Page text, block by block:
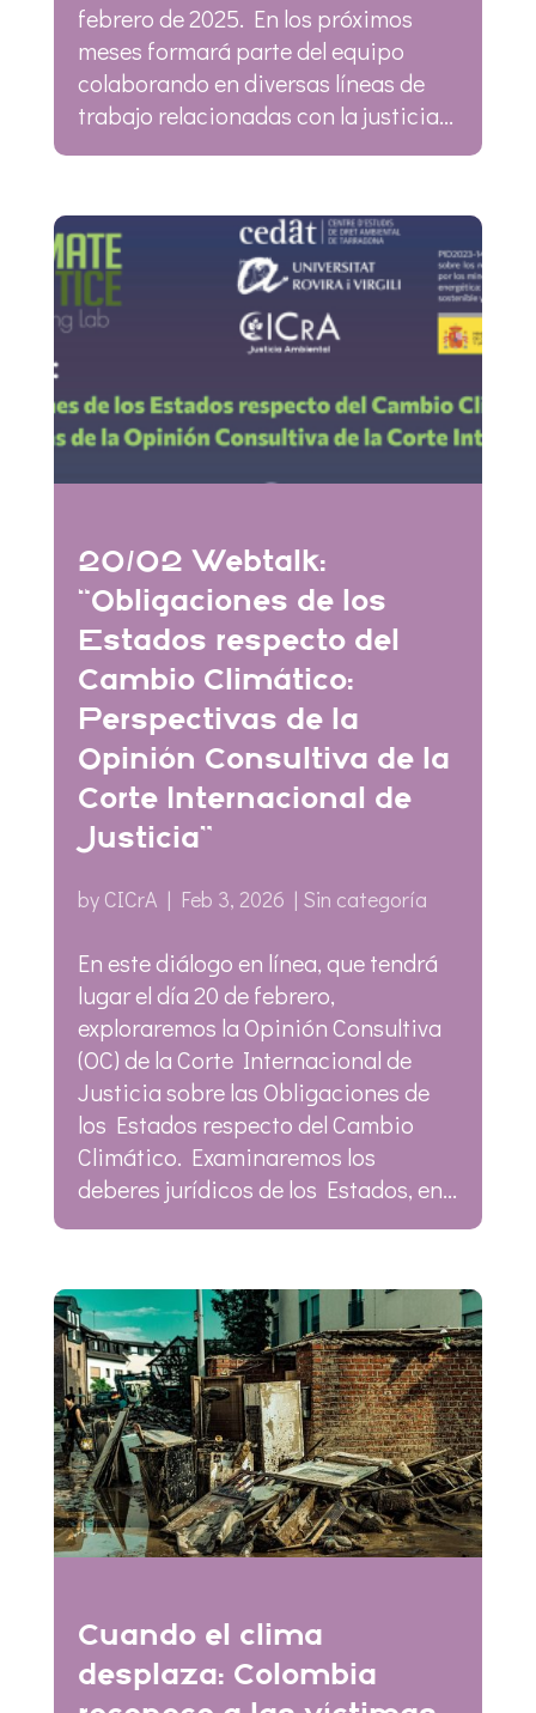
febrero de 2025. En los próximos
meses formará parte del equipo
colaborando en diversas líneas de
trabajo relacionadas con la justicia...
20/02 Webtalk:
“Obligaciones de los
Estados respecto del
Cambio Climático:
Perspectivas de la
Opinión Consultiva de la
Corte Internacional de
Justicia”
by CICrA | Feb 3, 2026 | Sin categoría
En este diálogo en línea, que tendrá
lugar el día 20 de febrero,
exploraremos la Opinión Consultiva
(OC) de la Corte Internacional de
Justicia sobre las Obligaciones de
los Estados respecto del Cambio
Climático. Examinaremos los
deberes jurídicos de los Estados, en...
Cuando el clima
desplaza: Colombia